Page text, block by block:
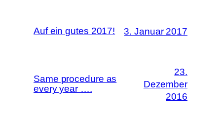
Auf ein gutes 2017! 3. Januar 2017
Same procedure as
every year ….
23.
Dezember
2016